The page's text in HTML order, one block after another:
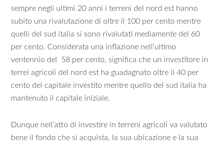
sempre negli ultimi 20 anni i terreni del nord est hanno
subito una rivalutazione di oltre il 100 per cento mentre
quelli del sud italia si sono rivalutati mediamente del 60
per cento. Considerata una inflazione nell’ultimo
ventennio del 58 per cento, significa che un investitore in
terrei agricoli del nord est ha guadagnato oltre il 40 per
cento del capitale investito mentre quello del sud italia ha
mantenuto il capitale iniziale.
Dunque nell’atto di investire in terreni agricoli va valutato
bene il fondo che si acquista, la sua ubicazione e la sua